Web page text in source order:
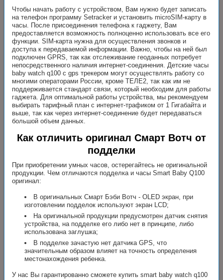
Чтобы начать работу с устройством, Вам нужно будет записать
на телефон программу Setracker и установить microSIM-карту в
часы. После присоединения телефона к гаджету, Вам
предоставляется возможность полноценно использовать все его
функции. SIM-карта нужна для осуществления звонков и
доступа к передаваемой информации. Важно, чтобы на ней был
подключен GPRS, так как отслеживание геоданных потребует
непосредственного наличия интернет-соединения. Детские часы
baby watch q100 с gps трекером могут осуществлять работу со
многими операторами России, кроме ТЕЛЕ2, так как им не
поддерживается стандарт связи, который необходим для работы
гаджета. Для оптимальной работы устройства, мы рекомендуем
выбирать тарифный план с интернет-трафиком от 1 Гигабайта и
выше, так как через интернет-соединение будет передаваться
большой объем данных.
Как отличить оригинал Смарт Вотч от
подделки
При приобретении умных часов, остерегайтесь не оригинальной
продукции. Чем отличаются подделка и часы Smart Baby Q100
оригинал:
В оригинальных Смарт Бэби Вотч - OLED экран, при
изготовлении подделок используют экран LCD;
На оригинальной продукции предусмотрен датчик снятия
устройства, на подделке его либо нет в принципе, либо
использована заглушка;
В подделке зачастую нет датчика GPS, что
значительным образом влияет на точность определения
местонахождения ребенка.
У нас Вы гарантированно сможете купить smart baby watch q100